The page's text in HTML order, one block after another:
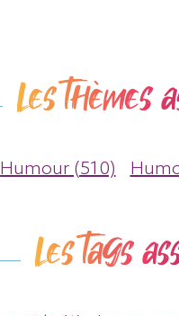
Les thèmes
Humour (510)
Les tags